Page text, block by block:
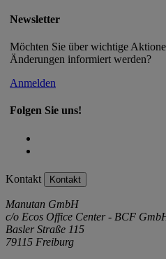
Newsletter
Möchten Sie über wichtige
Änderungen informiert werden?
Anmelden
Folgen Sie uns!
Kontakt Kontakt
Manutan GmbH
c/o Ecos Office Center - BCF
Basler Straße 115
79115 Freiburg